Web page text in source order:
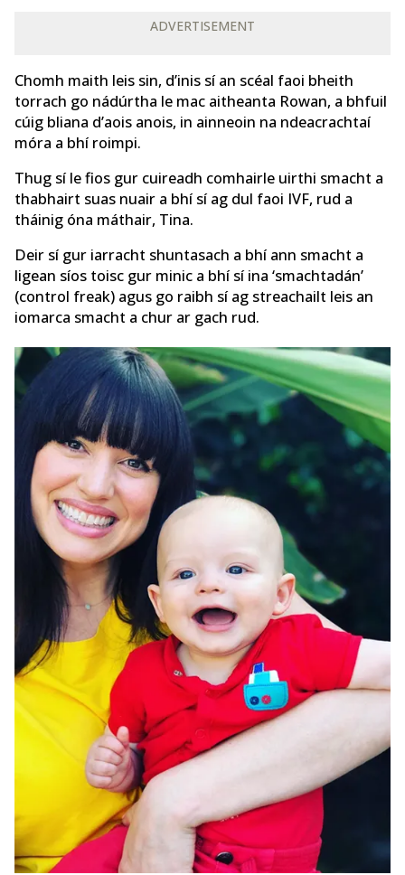
ADVERTISEMENT
Chomh maith leis sin, d’inis sí an scéal faoi bheith
torrach go nádúrtha le mac aitheanta Rowan, a bhfuil
cúig bliana d’aois anois, in ainneoin na ndeacrachtaí
móra a bhí roimpi.
Thug sí le fios gur cuireadh comhairle uirthi smacht a
thabhairt suas nuair a bhí sí ag dul faoi IVF, rud a
tháinig óna máthair, Tina.
Deir sí gur iarracht shuntasach a bhí ann smacht a
ligean síos toisc gur minic a bhí sí ina ‘smachtadán’
(control freak) agus go raibh sí ag streachailt leis an
iomarca smacht a chur ar gach rud.